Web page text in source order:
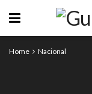
Home Nacional